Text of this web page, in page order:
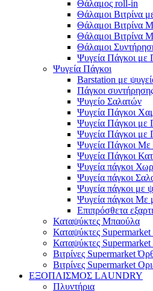
Θάλαμος roll-in
Θάλαμοι Βιτρίνα
Θάλαμοι Βιτρίνα
Θάλαμοι Βιτρίνα
Θάλαμοι
Ψυγεία Πάγκοι με
Ψυγεία Πάγκοι
Barstation με
Πάγκοι
Ψυγείο Σαλατών
Ψυγεία Πάγκοι
Ψυγεία Πάγκοι με
Ψυγεία Πάγκοι με
Ψυγεία Πάγκοι
Ψυγεία Πάγκοι
Ψυγεία πάγκοι
Ψυγεία πάγκοι
Ψυγεία πάγκοι με
Ψυγεία πάγκοι Με
Επιπρόσθετα
Καταψύκτες Μπαούλα
Καταψύκτες Supermarket
Καταψύκτες
Βιτρίνες Supermarket
Βιτρίνες Supermarket
ΕΞΟΠΛΙΣΜΟΣ LAUNDRY
Πλυντήρια